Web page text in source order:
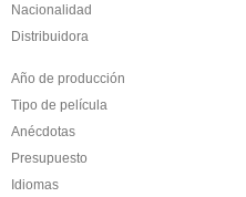
Nacionalidad
Distribuidora
Año de producción
Tipo de película
Anécdotas
Presupuesto
Idiomas